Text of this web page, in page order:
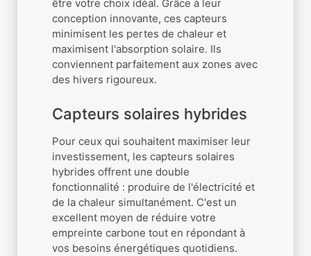
être votre choix idéal. Grâce à leur
conception innovante, ces capteurs
minimisent les pertes de chaleur et
maximisent l'absorption solaire. Ils
conviennent parfaitement aux zones avec
des hivers rigoureux.
Capteurs solaires hybrides
Pour ceux qui souhaitent maximiser leur
investissement, les capteurs solaires
hybrides offrent une double
fonctionnalité : produire de l'électricité et
de la chaleur simultanément. C'est un
excellent moyen de réduire votre
empreinte carbone tout en répondant à
vos besoins énergétiques quotidiens.